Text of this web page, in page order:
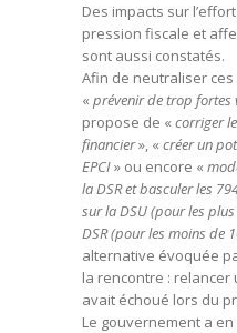
Des impacts sur
pression fiscale et
sont aussi constatés.
Afin de neutraliser
« prévenir de trop fortes
propose de « corriger
financier», « créer un
EPCI» ou encore «
la DSR et basculer les
sur la DSU (pour les
DSR (pour les moins de
alternative évoquée
la rencontre : relancer
avait échoué lors du
Le gouvernement a